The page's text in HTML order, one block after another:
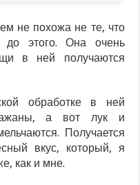
не похожа не те, что
до этого. Она очень
в ней получаются
обработке в ней
а вот лук и
Получается
вкус, который, я
как и мне.